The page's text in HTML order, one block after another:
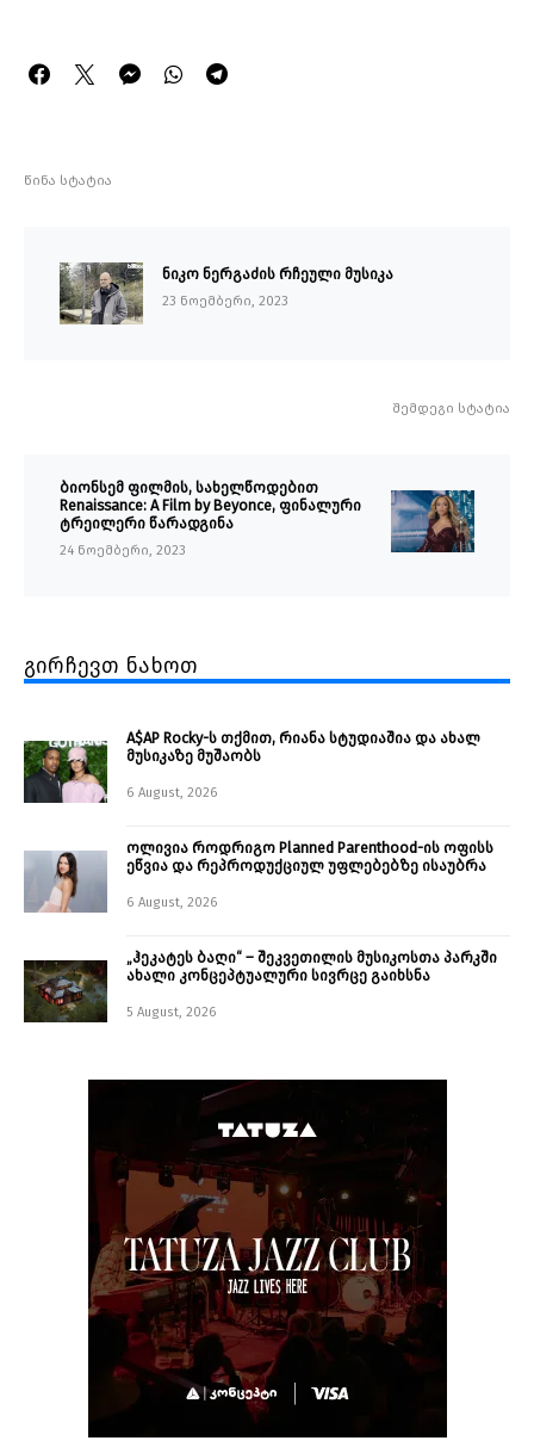
წინა სტატია
ნიკო ნერგაძის რჩეული მუსიკა
23 ნოემბერი, 2023
შემდეგი სტატია
ბიონსემ ფილმის, სახელწოდებით
Renaissance: A Film by Beyonce, ფინალური
ტრეილერი წარადგინა
24 ნოემბერი, 2023
გირჩევთ ნახოთ
A$AP Rocky-ს თქმით, რიანა სტუდიაშია და ახალ
მუსიკაზე მუშაობს
6 August, 2026
ოლივია როდრიგო Planned Parenthood-ის ოფისს
ეწვია და რეპროდუქციულ უფლებებზე ისაუბრა
6 August, 2026
„ჰეკატეს ბაღი“ – შეკვეთილის მუსიკოსთა პარკში
ახალი კონცეპტუალური სივრცე გაიხსნა ￼
5 August, 2026